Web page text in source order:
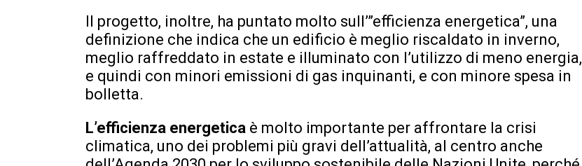
Il progetto, inoltre, ha puntato molto sull’”efficienza energetica”, una
definizione che indica che un edificio è meglio riscaldato in inverno,
meglio raffreddato in estate e illuminato con l’utilizzo di meno energia,
e quindi con minori emissioni di gas inquinanti, e con minore spesa in
bolletta.
L’efficienza energetica è molto importante per affrontare la crisi
climatica, uno dei problemi più gravi dell’attualità, al centro anche